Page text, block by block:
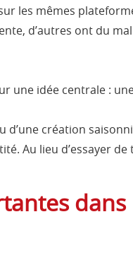
les mêmes
d’autres ont du
une idée centrale :
d’une création
Au lieu d’essayer de
dans